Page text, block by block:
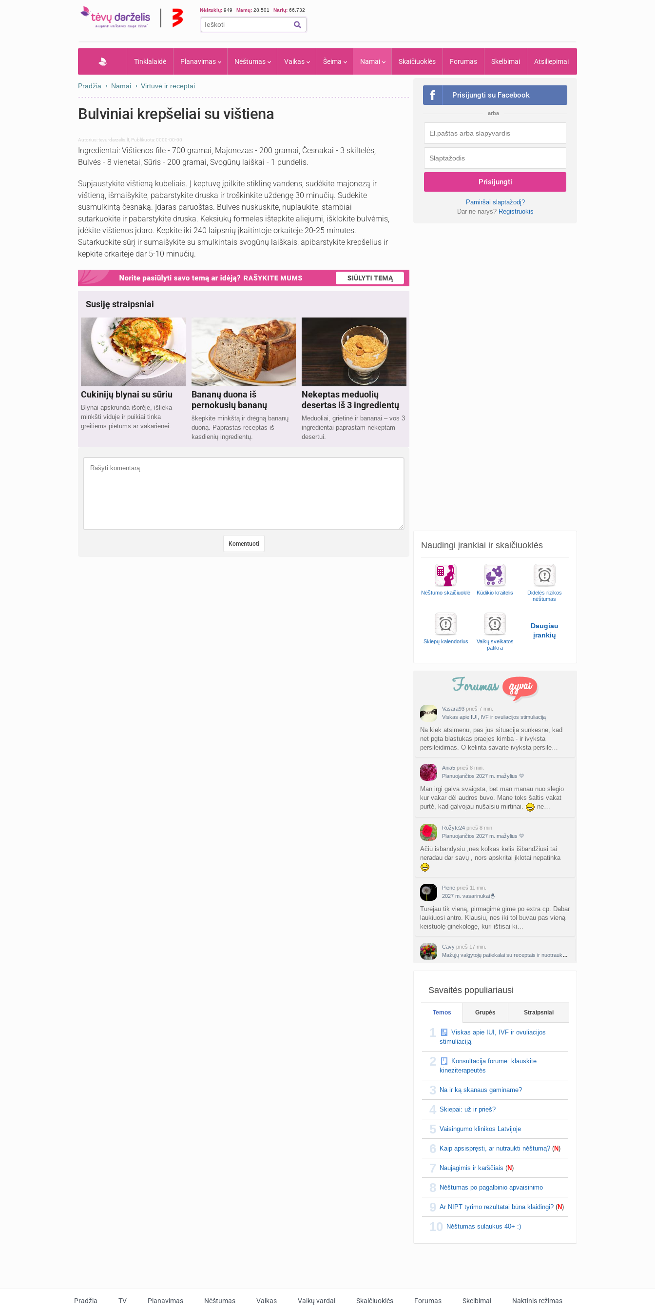
Nėštukių: 949 Mamų: 28.501 Narių: 66.732
Tinklalaidė Planavimas Nėštumas Vaikas Šeima Namai Skaičiuoklės Forumas Skelbimai Atsiliepimai
Pradžia Namai Virtuvė ir receptai
Bulviniai krepšeliai su vištiena
Autorius:tevu-darzelis.lt Publikuota: 0000-00-00
Ingredientai: Vištienos filė - 700 gramai, Majonezas - 200 gramai, Česnakai - 3 skiltelės,
Bulvės - 8 vienetai, Sūris - 200 gramai, Svogūnų laiškai - 1 pundelis.
Supjaustykite vištieną kubeliais. Į keptuvę įpilkite stiklinę vandens, sudėkite majonezą ir
vištieną, išmaišykite, pabarstykite druska ir troškinkite uždengę 30 minučių. Sudėkite
susmulkintą česnaką. Įdaras paruoštas. Bulves nuskuskite, nuplaukite, stambiai
sutarkuokite ir pabarstykite druska. Keksiukų formeles ištepkite aliejumi, išklokite bulvėmis,
įdėkite vištienos įdaro. Kepkite iki 240 laipsnių įkaitintoje orkaitėje 20-25 minutes.
Sutarkuokite sūrį ir sumaišykite su smulkintais svogūnų laiškais, apibarstykite krepšelius ir
kepkite orkaitėje dar 5-10 minučių.
Susiję straipsniai
Cukinijų blynai su sūriu
Blynai apskrunda išorėje, išlieka
minkšti viduje ir puikiai tinka
greitiems pietums ar vakarienei.
Bananų duona iš
pernokusių bananų
škepkite minkštą ir drėgną bananų
duoną. Paprastas receptas iš
kasdienių ingredientų.
Nekeptas meduolių
desertas iš 3 ingredientų
Meduoliai, grietinė ir bananai – vos 3
ingredientai paprastam nekeptam
desertui.
Prisijungti su Facebook
arba
Prisijungti
Pamiršai slaptažodį?
Dar ne narys? Registruokis
Naudingi įrankiai ir skaičiuoklės
Nėštumo skaičiuoklė Kūdikio kraitelis
Didelės rizikos
nėštumas
Skiepų kalendorius
Vaikų sveikatos
patikra
Daugiau
įrankių
Vasara93 prieš 7 min.
Viskas apie IUI, IVF ir ovuliacijos stimuliaciją
Na kiek atsimenu, pas jus situacija sunkesne, kad
net pgta blastukas praejes kimba - ir ivyksta
persileidimas. O kelinta savaite ivyksta persile…
Ania5 prieš 8 min.
Planuojančios 2027 m. mažylius 💛
Man irgi galva svaigsta, bet man manau nuo slėgio
kur vakar dėl audros buvo. Mane toks šaltis vakat
purtė, kad galvojau nušalsiu mirtinai.
ne…
Rožyte24 prieš 8 min.
Planuojančios 2027 m. mažylius 💛
Ačiū isbandysiu ,nes kolkas kelis išbandžiusi tai
neradau dar savų , nors apskritai įklotai nepatinka
Pienė prieš 11 min.
2027 m. vasarinukai🐣
Turėjau tik vieną, pirmagimė gimė po extra cp. Dabar
laukiuosi antro. Klausiu, nes iki tol buvau pas vieną
keistuolę ginekologę, kuri ištisai ki…
Cavy prieš 17 min.
Mažųjų valgytojų patiekalai su receptais ir nuotraukomis
Her997 prieš 29 min.
Planuojančios 2027 m. mažylius 💛
Man nesimato.. bet kaip sakiau jau pries tai reiktu
isardzius testa fotkinti, be stikliuko geriau matosi ;)
Savaitės populiariausi
Temos Grupės Straipsniai
1
Viskas apie IUI, IVF ir ovuliacijos
stimuliaciją
2
Konsultacija forume: klauskite
kineziterapeutės
3 Na ir ką skanaus gaminame?
4 Skiepai: už ir prieš?
5 Vaisingumo klinikos Latvijoje
6 Kaip apsispręsti, ar nutraukti nėštumą? (N)
7 Naujagimis ir karščiais (N)
8 Nėštumas po pagalbinio apvaisinimo
9 Ar NIPT tyrimo rezultatai būna klaidingi? (N)
10 Nėštumas sulaukus 40+ :)
Pradžia TV Planavimas Nėštumas Vaikas Vaikų vardai Skaičiuoklės Forumas Skelbimai Naktinis režimas